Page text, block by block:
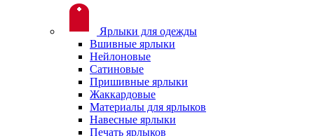
Ярлыки для одежды
Вшивные ярлыки
Нейлоновые
Сатиновые
Пришивные ярлыки
Жаккардовые
Материалы для ярлыков
Навесные ярлыки
Печать ярлыков